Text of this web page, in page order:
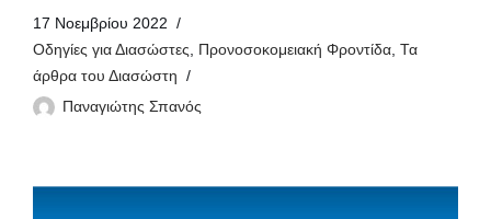
17 Νοεμβρίου 2022
Οδηγίες για Διασώστες, Προνοσοκομειακή Φροντίδα, Τα
άρθρα του Διασώστη
Παναγιώτης Σπανός